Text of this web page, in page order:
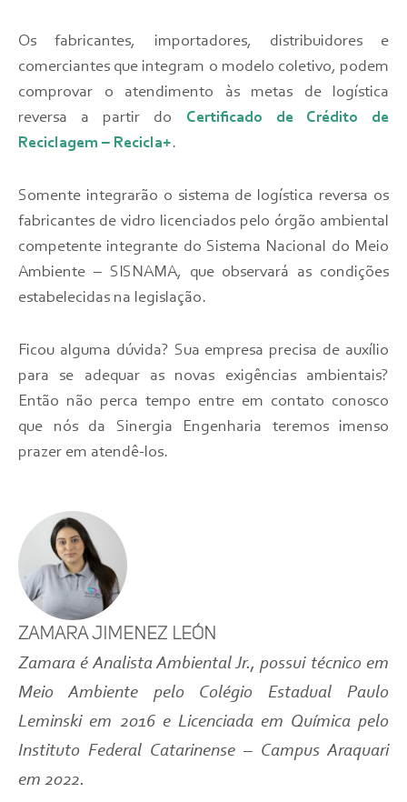
Os fabricantes, importadores, distribuidores e
comerciantes que integram o modelo coletivo, podem
comprovar o atendimento às metas de logística
reversa a partir do Certificado de Crédito de
Reciclagem – Recicla+.
Somente integrarão o sistema de logística reversa os
fabricantes de vidro licenciados pelo órgão ambiental
competente integrante do Sistema Nacional do Meio
Ambiente – SISNAMA, que observará as condições
estabelecidas na legislação.
Ficou alguma dúvida? Sua empresa precisa de auxílio
para se adequar as novas exigências ambientais?
Então não perca tempo entre em contato conosco
que nós da Sinergia Engenharia teremos imenso
prazer em atendê-los.
Zamara Jimenez León
Zamara é Analista Ambiental Jr., possui técnico em
Meio Ambiente pelo Colégio Estadual Paulo
Leminski em 2016 e Licenciada em Química pelo
Instituto Federal Catarinense – Campus Araquari
em 2022.